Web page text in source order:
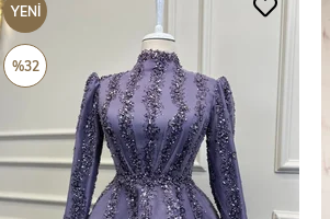
YENI
ÜRÜN
%32